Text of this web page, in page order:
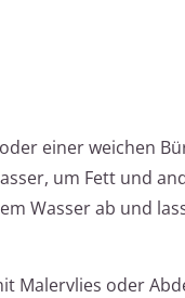
einer weichen
um Fett und
Wasser ab und
Malervlies oder